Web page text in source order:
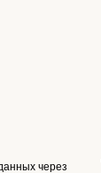
через